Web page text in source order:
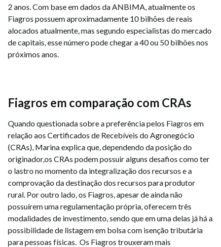
2 anos. Com base em dados da ANBIMA, atualmente os
Fiagros possuem aproximadamente 10 bilhões de reais
alocados atualmente, mas segundo especialistas do mercado
de capitais, esse número pode chegar a 40 ou 50 bilhões nos
próximos anos.
Fiagros em comparação com CRAs
Quando questionada sobre a preferência pelos Fiagros em
relação aos Certificados de Recebíveis do Agronegócio
(CRAs), Marina explica que, dependendo da posição do
originador,os CRAs podem possuir alguns desafios como ter
o lastro no momento da integralização dos recursos e a
comprovação da destinação dos recursos para produtor
rural. Por outro lado, os Fiagros, apesar de ainda não
possuírem uma regulamentação própria, oferecem três
modalidades de investimento, sendo que em uma delas já há a
possibilidade de listagem em bolsa com isenção tributária
para pessoas físicas. Os Fiagros trouxeram mais